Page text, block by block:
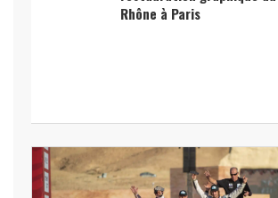
Rhône à Paris